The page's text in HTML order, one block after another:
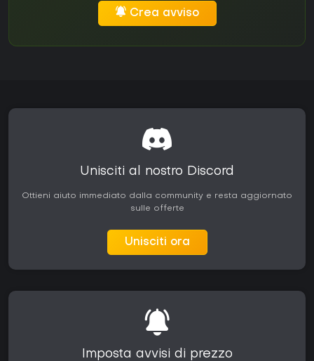
Crea avviso
Unisciti al nostro Discord
Ottieni aiuto immediato dalla community e resta aggiornato
sulle offerte
Unisciti ora
Imposta avvisi di prezzo